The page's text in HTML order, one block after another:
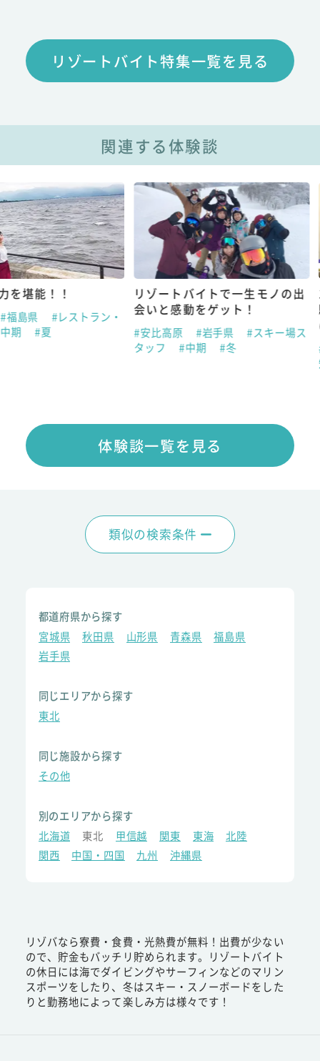
リゾートバイト特集一覧を見る
関連する体験談
ストラン・
リゾートバイトで一生モノの出
会いと感動をゲット！
#岩手県
#スキー場ス
#中期 #冬
1対1での
験した、
は…？ リ
#湯野浜温泉
体験談一覧を見る
類似の検索条件
都道府県から探す
宮城県
秋田県 山形県 青森県
福島県
岩手県
同じエリアから探す
東北
同じ施設から探す
その他
別のエリアから探す
北海道
東北 甲信越 関東 東海
北陸
関西
中国・四国 九州 沖縄県
リゾバなら寮費・食費・光熱費が無料！出費が少ない
ので、貯金もバッチリ貯められます。リゾートバイト
の休日には海でダイビングやサーフィンなどのマリン
スポーツをしたり、冬はスキー・スノーボードをした
りと勤務地によって楽しみ方は様々です！